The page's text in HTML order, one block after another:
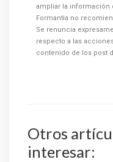
ampliar la información
Formantia no
Se renuncia
respecto a las
contenido de los post
Otros
interesar: